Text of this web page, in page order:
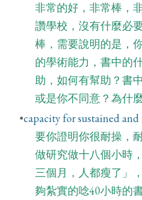
非常的好，非常棒，
讚學校，沒有什麼必
棒，需要說明的是，
的學術能力，書中的
助，如何有幫助？書
或是你不同意？為什
capacity for sustained and
要你證明你很耐操，
做研究做十八個小時
三個月，人都瘦了」
夠紮實的唸40小時的